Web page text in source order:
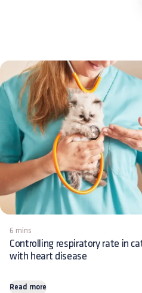
6 mins
Controlling respiratory rate in
with heart disease
Read more